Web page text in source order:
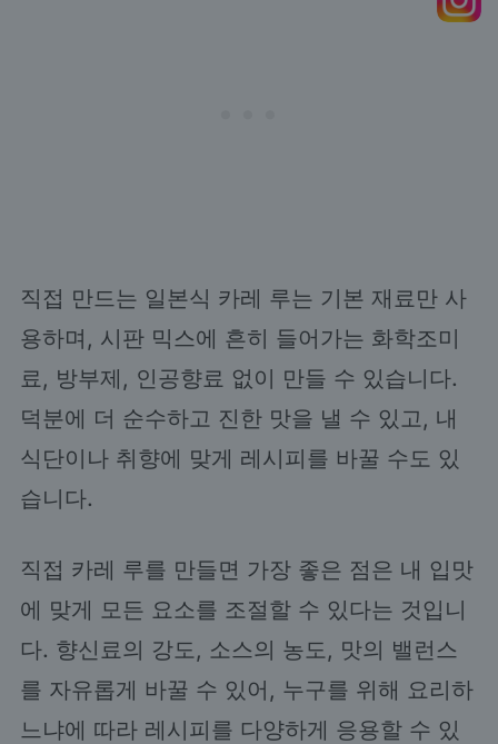
직접 만드는 일본식 카레 루는 기본 재료만 사
용하며, 시판 믹스에 흔히 들어가는 화학조미
료, 방부제, 인공향료 없이 만들 수 있습니다.
덕분에 더 순수하고 진한 맛을 낼 수 있고, 내
식단이나 취향에 맞게 레시피를 바꿀 수도 있
습니다.
직접 카레 루를 만들면 가장 좋은 점은 내 입맛
에 맞게 모든 요소를 조절할 수 있다는 것입니
다. 향신료의 강도, 소스의 농도, 맛의 밸런스
를 자유롭게 바꿀 수 있어, 누구를 위해 요리하
느냐에 따라 레시피를 다양하게 응용할 수 있